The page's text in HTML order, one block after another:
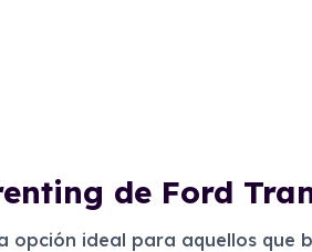
de Ford
opción ideal para aquellos que